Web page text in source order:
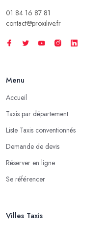
01 84 16 87 81
contact@proxilive.fr
Menu
Accueil
Taxis par département
Liste Taxis conventionnés
Demande de devis
Réserver en ligne
Se référencer
Villes Taxis